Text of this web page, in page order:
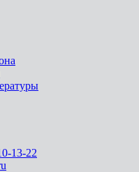
13-22